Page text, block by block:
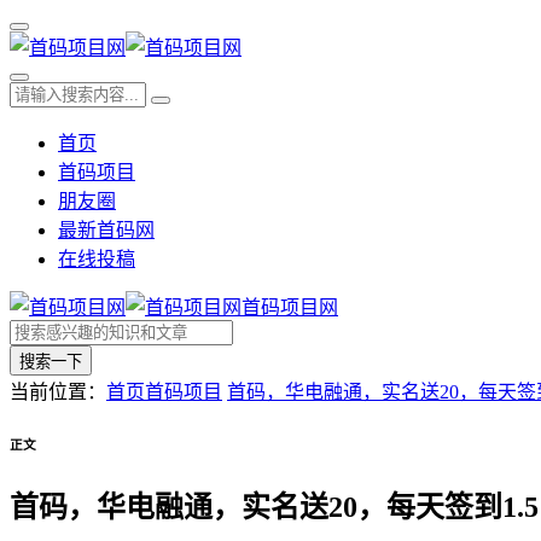
首页
首码项目
朋友圈
最新首码网
在线投稿
首码项目网
搜索一下
当前位置： 首页首码项目 首码，华电融通，实名送20，每天签
正文
首码，华电融通，实名送20，每天签到1.5